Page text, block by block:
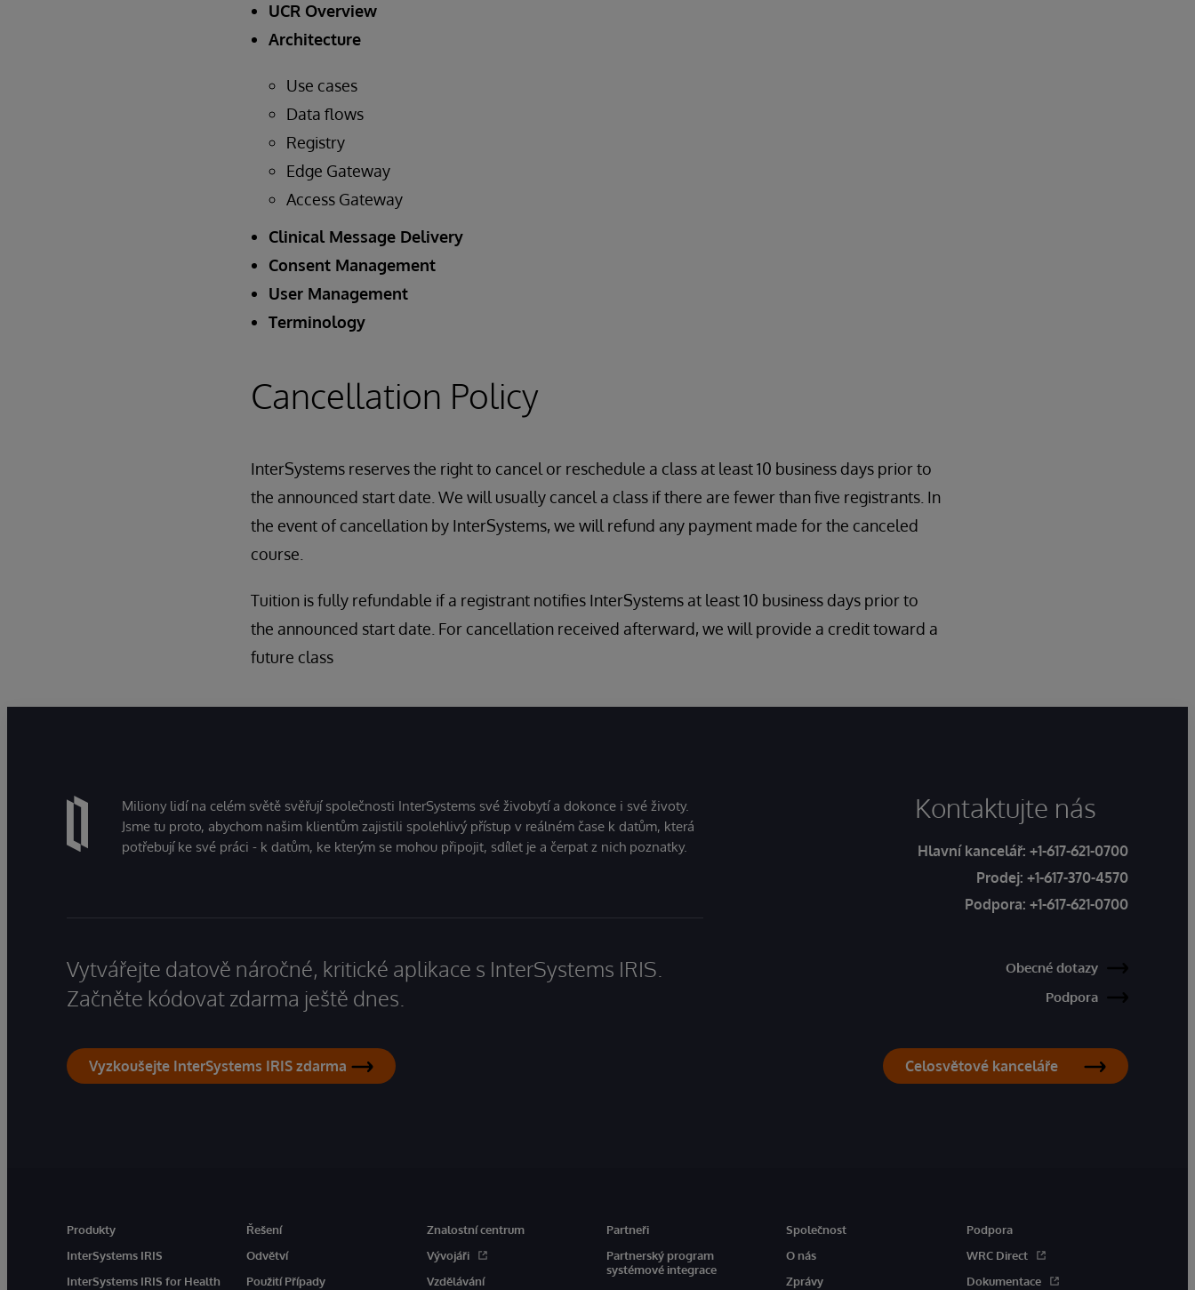
UCR Overview
Architecture
Use cases
Data flows
Registry
Edge Gateway
Access Gateway
Clinical Message Delivery
Consent Management
User Management
Terminology
Cancellation Policy
InterSystems reserves the right to cancel or reschedule a class at least 10 business days prior to
the announced start date. We will usually cancel a class if there are fewer than five registrants. In
the event of cancellation by InterSystems, we will refund any payment made for the canceled
course.
Tuition is fully refundable if a registrant notifies InterSystems at least 10 business days prior to
the announced start date. For cancellation received afterward, we will provide a credit toward a
future class
Miliony lidí na celém světě svěřují společnosti InterSystems své živobytí a dokonce i své životy.
Jsme tu proto, abychom našim klientům zajistili spolehlivý přístup v reálném čase k datům, která
potřebují ke své práci - k datům, ke kterým se mohou připojit, sdílet je a čerpat z nich poznatky.
Vytvářejte datově náročné, kritické aplikace s InterSystems IRIS.
Začněte kódovat zdarma ještě dnes.
Vyzkoušejte InterSystems IRIS zdarma
Kontaktujte nás
Hlavní kancelář: +1-617-621-0700
Prodej: +1-617-370-4570
Podpora: +1-617-621-0700
Obecné dotazy
Podpora
Celosvětové kanceláře
Produkty
InterSystems IRIS
InterSystems IRIS for Health
Řešení
Odvětví
Použití Případy
Znalostní centrum
Vývojáři
Vzdělávání
Partneři
Partnerský program
systémové integrace
Společnost
O nás
Zprávy
Podpora
WRC Direct
Dokumentace